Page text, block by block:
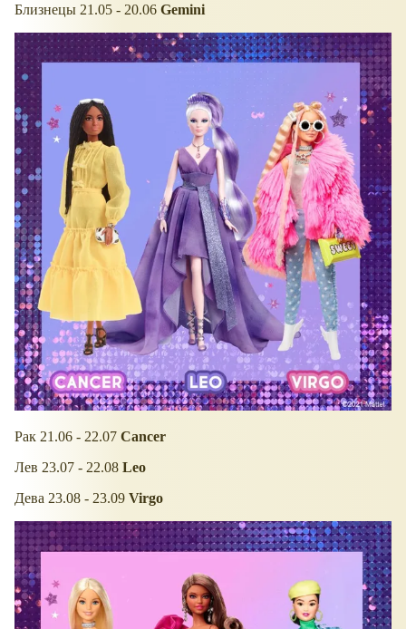
Близнецы 21.05 - 20.06 Gemini
Рак 21.06 - 22.07 Cancer
Лев 23.07 - 22.08 Leo
Дева 23.08 - 23.09 Virgo